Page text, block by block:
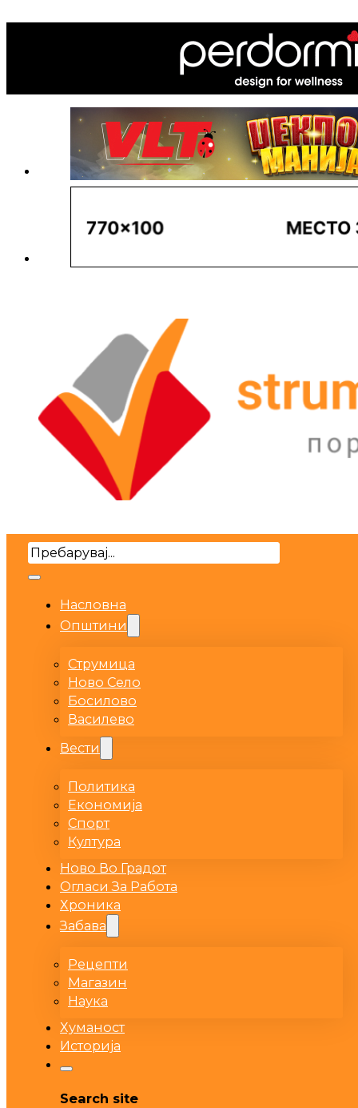
Search
Насловна
Општини
Струмица
Ново Село
Босилово
Василево
Вести
Политика
Економија
Спорт
Култура
Ново Во Градот
Огласи За Работа
Хроника
Забава
Рецепти
Магазин
Наука
Хуманост
Историја
Search site